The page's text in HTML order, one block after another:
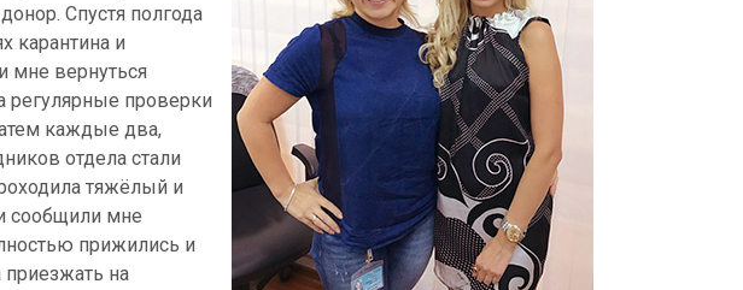
Спустя полгода
карантина и
мне вернуться
проверки
каждые два,
отдела стали
тяжёлый и
сообщили мне
прижились и
приезжать на